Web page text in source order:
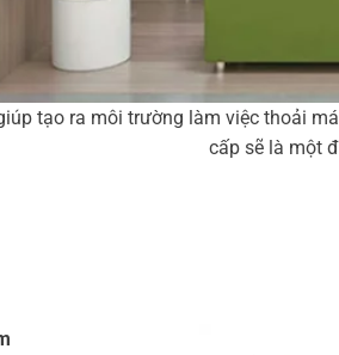
tạo ra môi trường làm việc thoải
cấp sẽ là một